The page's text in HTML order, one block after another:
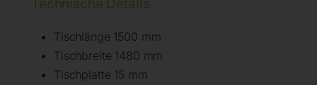
Technische Details
Tischlänge 1500 mm
Tischbreite 1480 mm
Tischplatte 15 mm